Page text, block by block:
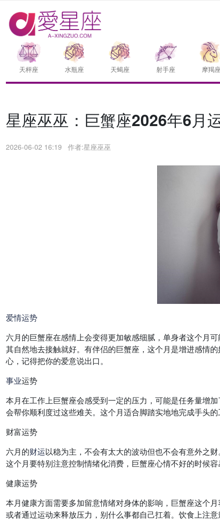
天枰座 水瓶座 天蝎座 射手座 摩羯
星座巫巫：巨蟹座2026年6月
2026-06-02 16:19 作者:星座巫巫
爱情运势
六月的巨蟹座在感情上会变得更加敏感细腻，单身者这个月
其自然地去接触就好。有伴侣的巨蟹座，这个月是增进感情
心，记得把你的爱意说出口。
事业运势
本月在工作上巨蟹座会感受到一定的压力，可能是任务量增
会帮你顺利度过这些难关。这个月适合脚踏实地地完成手头
财富运势
六月的财运以稳为主，不会有太大的波动但也不会有意外之
这个月要特别注意控制情绪化消费，巨蟹座心情不好的时候
健康运势
本月健康方面需要多加留意情绪对身体的影响，巨蟹座这个
或者通过运动来释放压力，别什么事都自己扛着。饮食上注